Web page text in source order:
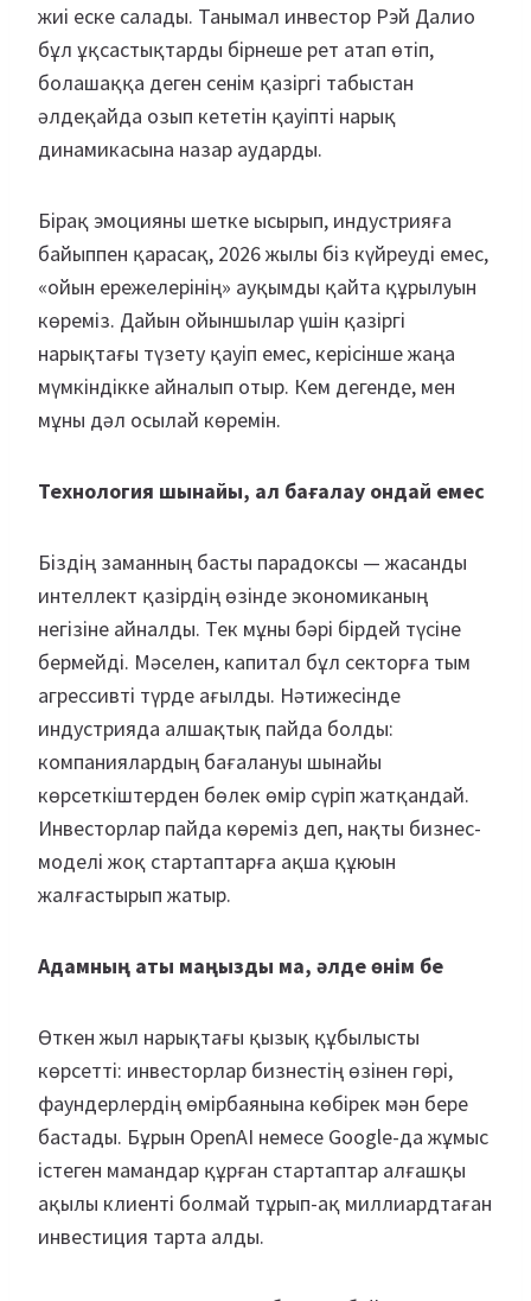
жиі еске салады. Танымал инвестор Рэй Далио
бұл ұқсастықтарды бірнеше рет атап өтіп,
болашаққа деген сенім қазіргі табыстан
әлдеқайда озып кететін қауіпті нарық
динамикасына назар аударды.
Бірақ эмоцияны шетке ысырып, индустрияға
байыппен қарасақ, 2026 жылы біз күйреуді емес,
«ойын ережелерінің» ауқымды қайта құрылуын
көреміз. Дайын ойыншылар үшін қазіргі
нарықтағы түзету қауіп емес, керісінше жаңа
мүмкіндікке айналып отыр. Кем дегенде, мен
мұны дәл осылай көремін.
Технология шынайы, ал бағалау ондай емес
Біздің заманның басты парадоксы — жасанды
интеллект қазірдің өзінде экономиканың
негізіне айналды. Тек мұны бәрі бірдей түсіне
бермейді. Мәселен, капитал бұл секторға тым
агрессивті түрде ағылды. Нәтижесінде
индустрияда алшақтық пайда болды:
компаниялардың бағалануы шынайы
көрсеткіштерден бөлек өмір сүріп жатқандай.
Инвесторлар пайда көреміз деп, нақты бизнес-
моделі жоқ стартаптарға ақша құюын
жалғастырып жатыр.
Адамның аты маңызды ма, әлде өнім бе
Өткен жыл нарықтағы қызық құбылысты
көрсетті: инвесторлар бизнестің өзінен гөрі,
фаундерлердің өмірбаянына көбірек мән бере
бастады. Бұрын OpenAI немесе Google-да жұмыс
істеген мамандар құрған стартаптар алғашқы
ақылы клиенті болмай тұрып-ақ миллиардтаған
инвестиция тарта алды.